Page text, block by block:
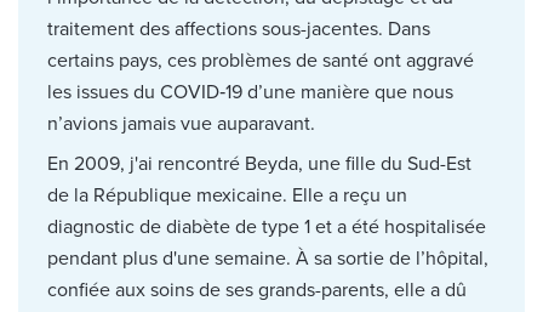
traitement des affections sous-jacentes. Dans
certains pays, ces problèmes de santé ont aggravé
les issues du COVID‑19 d’une manière que nous
n’avions jamais vue auparavant.
En 2009, j'ai rencontré Beyda, une fille du Sud-Est
de la République mexicaine. Elle a reçu un
diagnostic de diabète de type 1 et a été hospitalisée
pendant plus d'une semaine. À sa sortie de l’hôpital,
confiée aux soins de ses grands-parents, elle a dû